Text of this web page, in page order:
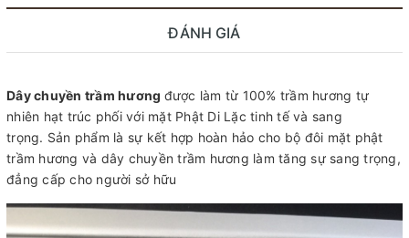
ĐÁNH GIÁ
Dây chuyền trầm hương được làm từ 100% trầm hương tự
nhiên hạt trúc phối với mặt Phật Di Lặc tinh tế và sang
trọng. Sản phẩm là sự kết hợp hoàn hảo cho bộ đôi mặt phật
trầm hương và dây chuyền trầm hương làm tăng sự sang trọng,
đẳng cấp cho người sở hữu